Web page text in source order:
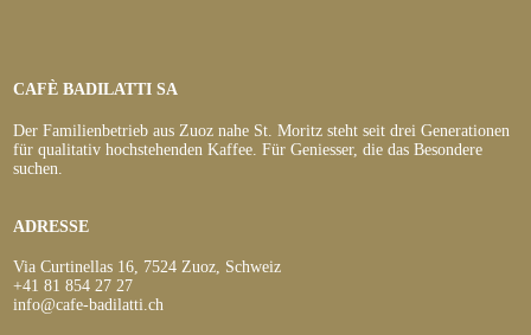
CAFÈ BADILATTI SA
Der Familienbetrieb aus Zuoz nahe St. Moritz steht seit drei Generationen
für qualitativ hochstehenden Kaffee. Für Geniesser, die das Besondere
suchen.
ADRESSE
Via Curtinellas 16, 7524 Zuoz, Schweiz
+41 81 854 27 27
info@cafe-badilatti.ch